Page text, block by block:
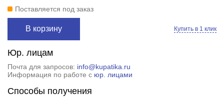
Поставляется под заказ
В корзину Купить в 1 клик
Юр. лицам
Почта для запросов: info@kupatika.ru
Информация по работе с юр. лицами
Способы получения